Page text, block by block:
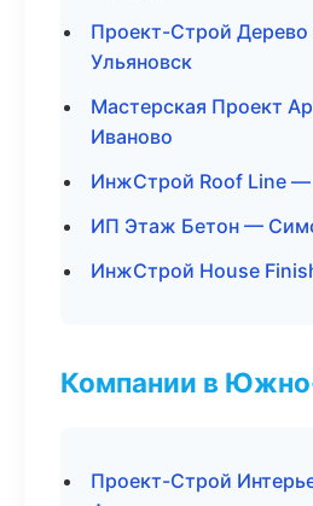
Проект-Строй
Ульяновск
Мастерская Проект
Иваново
ИнжСтрой Roof Line
ИП Этаж Бетон —
ИнжСтрой House
Компании в
Проект-Строй